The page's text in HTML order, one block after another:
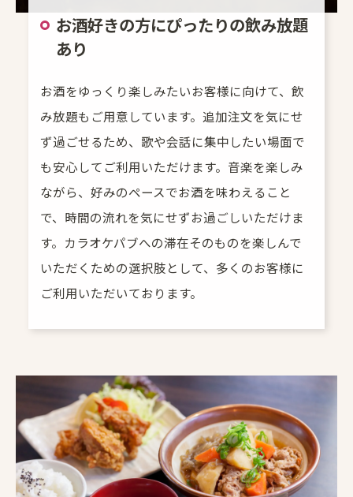
お酒好きの方にぴったりの飲み放題
あり
お酒をゆっくり楽しみたいお客様に向けて、飲
み放題もご用意しています。追加注文を気にせ
ず過ごせるため、歌や会話に集中したい場面で
も安心してご利用いただけます。音楽を楽しみ
ながら、好みのペースでお酒を味わえること
で、時間の流れを気にせずお過ごしいただけま
す。カラオケパブへの滞在そのものを楽しんで
いただくための選択肢として、多くのお客様に
ご利用いただいております。